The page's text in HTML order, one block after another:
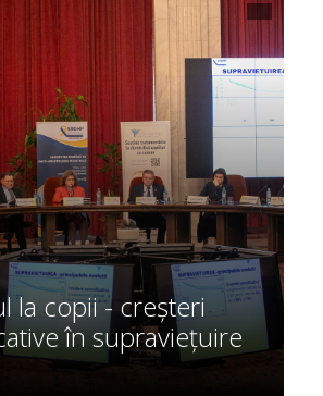
la copii - creșteri
în supraviețuire